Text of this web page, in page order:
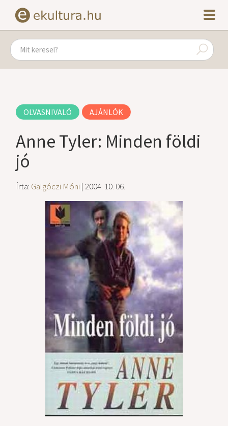
OLVASNIVALÓ AJÁNLÓK
Anne Tyler: Minden földi
jó
Írta: Galgóczi Móni| 2004. 10. 06.